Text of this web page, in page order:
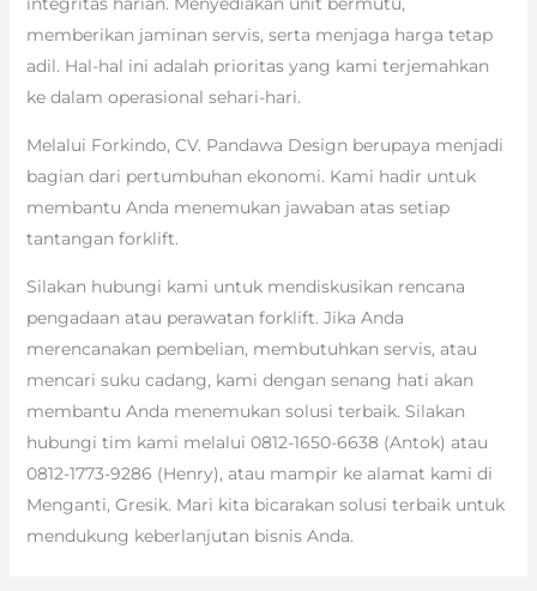
memberikan jaminan servis, serta menjaga harga tetap
adil. Hal-hal ini adalah prioritas yang kami terjemahkan
ke dalam operasional sehari-hari.
Melalui Forkindo, CV. Pandawa Design berupaya menjadi
bagian dari pertumbuhan ekonomi. Kami hadir untuk
membantu Anda menemukan jawaban atas setiap
tantangan forklift.
Silakan hubungi kami untuk mendiskusikan rencana
pengadaan atau perawatan forklift. Jika Anda
merencanakan pembelian, membutuhkan servis, atau
mencari suku cadang, kami dengan senang hati akan
membantu Anda menemukan solusi terbaik. Silakan
hubungi tim kami melalui 0812-1650-6638 (Antok) atau
0812-1773-9286 (Henry), atau mampir ke alamat kami di
Menganti, Gresik. Mari kita bicarakan solusi terbaik untuk
mendukung keberlanjutan bisnis Anda.